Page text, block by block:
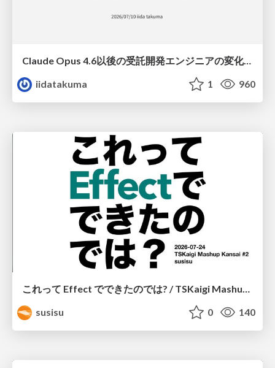
Claude Opus 4.6以後の受託開発エンジニアの変化(Claude Code開発ノウハウ大公開スペシャルbyクラスメソッド)
iidatakuma
1 960
これって Effect でできたのでは? / TSKaigi Mashup Kansai #2
susisu
0 140